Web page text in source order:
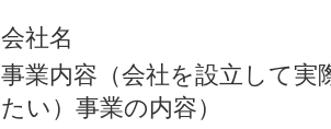
会社名
事業内容（会社を設立して実
たい）事業の内容）